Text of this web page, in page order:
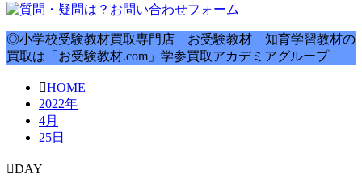
◎小学校受験教材買取専門店 お受験教材 知育学習教材の
買取は「お受験教材.com」学参買取アカデミアグループ
HOME
2022年
4月
25日
DAY